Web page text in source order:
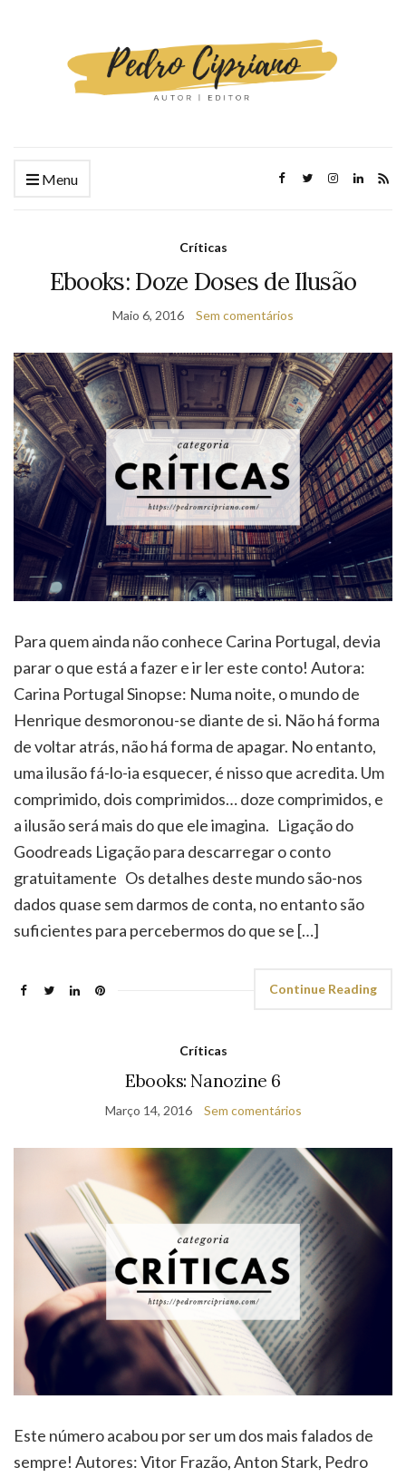
Menu
Críticas
Ebooks: Doze Doses de Ilusão
Maio 6, 2016 Sem comentários
Para quem ainda não conhece Carina Portugal, devia
parar o que está a fazer e ir ler este conto! Autora:
Carina Portugal Sinopse: Numa noite, o mundo de
Henrique desmoronou-se diante de si. Não há forma
de voltar atrás, não há forma de apagar. No entanto,
uma ilusão fá-lo-ia esquecer, é nisso que acredita. Um
comprimido, dois comprimidos… doze comprimidos, e
a ilusão será mais do que ele imagina. Ligação do
Goodreads Ligação para descarregar o conto
gratuitamente Os detalhes deste mundo são-nos
dados quase sem darmos de conta, no entanto são
suficientes para percebermos do que se […]
Continue Reading
Críticas
Ebooks: Nanozine 6
Março 14, 2016 Sem comentários
Este número acabou por ser um dos mais falados de
sempre! Autores: Vitor Frazão, Anton Stark, Pedro